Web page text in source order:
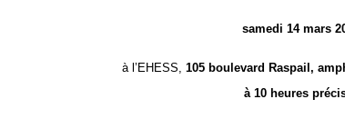
samedi 14 mars
à l’EHESS,105 boulevard Raspail,
à 10 heures